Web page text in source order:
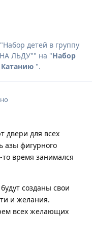
Набор детей в группу
ЛЬДУ"" на "Набор
".
двери для всех
азы фигурного
то время занимался
созданы свои
и желания.
всех желающих